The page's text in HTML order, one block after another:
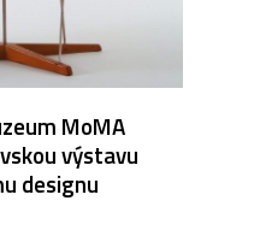
MoMA
výstavu
designu